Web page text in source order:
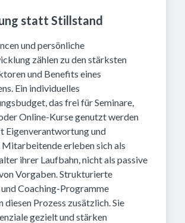
statt Stillstand
und persönliche
zählen zu den stärksten
und Benefits eines
Ein individuelles
das frei für Seminare,
Online-Kurse genutzt werden
Eigenverantwortung und
erleben sich als
ihrer Laufbahn, nicht als passive
Vorgaben. Strukturierte
Coaching-Programme
diesen Prozess zusätzlich. Sie
gezielt und stärken